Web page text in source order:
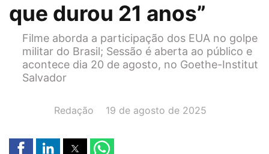
que durou 21 anos”
Filme aborda a participação dos EUA no golpe
militar do Brasil; Sessão é aberta ao público e
acontece dia 20 de agosto, no Goethe-Institut
Salvador
AUTOR(A):
Redação DATA:
19 de agosto de 2025